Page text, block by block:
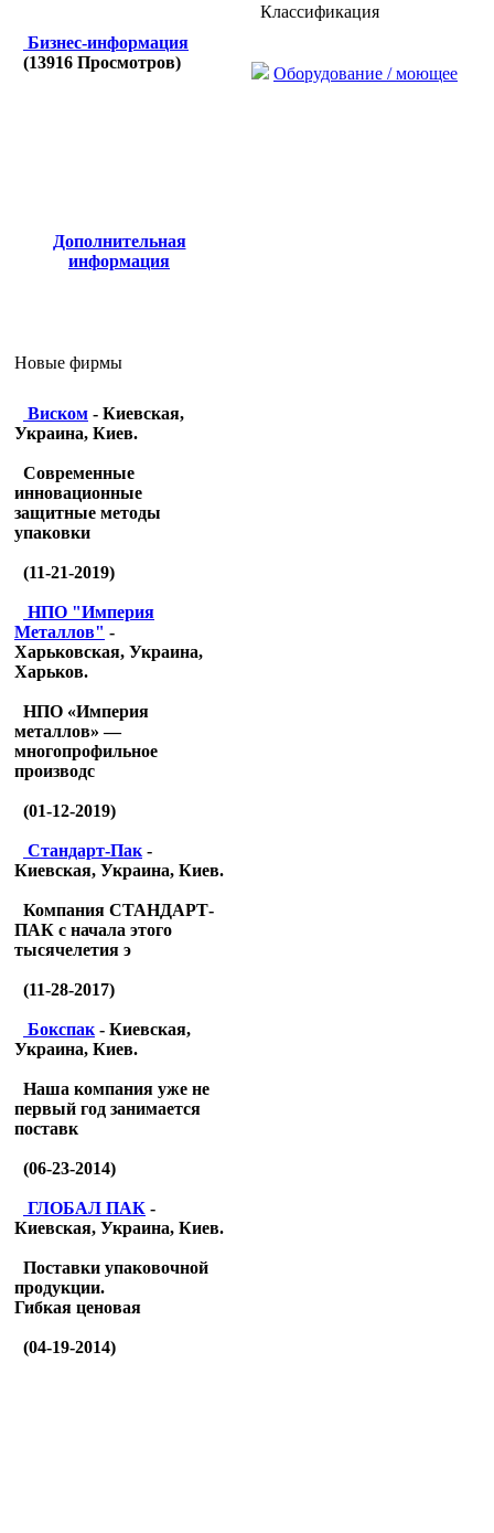
Бизнес-информация
(13916 Просмотров)
Дополнительная
информация
Новые фирмы
Виском - Киевская,
Украина, Киев.
Современные
инновационные
защитные методы
упаковки
(11-21-2019)
НПО "Империя
Металлов" -
Харьковская, Украина,
Харьков.
НПО «Империя
металлов» —
многопрофильное
производс
(01-12-2019)
Стандарт-Пак -
Киевская, Украина, Киев.
Компания СТАНДАРТ-
ПАК с начала этого
тысячелетия э
(11-28-2017)
Бокспак - Киевская,
Украина, Киев.
Наша компания уже не
первый год занимается
поставк
(06-23-2014)
ГЛОБАЛ ПАК -
Киевская, Украина, Киев.
Поставки упаковочной
продукции.
Гибкая ценовая
(04-19-2014)
Классификация
Оборудование / моющее